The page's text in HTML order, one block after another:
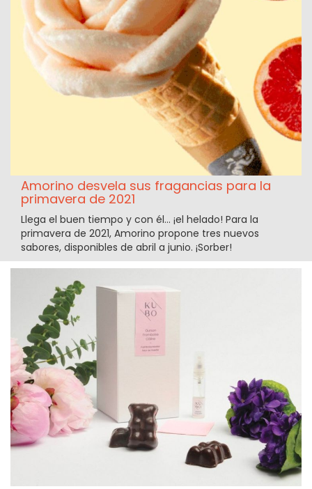
Amorino desvela sus fragancias para la
primavera de 2021
Llega el buen tiempo y con él... ¡el helado! Para la
primavera de 2021, Amorino propone tres nuevos
sabores, disponibles de abril a junio. ¡Sorber!